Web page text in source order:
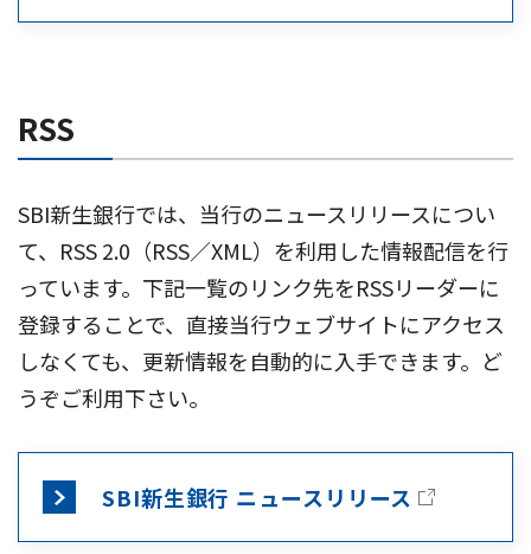
RSS
SBI新生銀行では、当行のニュースリリースについ
て、RSS 2.0（RSS／XML）を利用した情報配信を行
っています。下記一覧のリンク先をRSSリーダーに
登録することで、直接当行ウェブサイトにアクセス
しなくても、更新情報を自動的に入手できます。ど
うぞご利用下さい。
SBI新生銀行 ニュースリリース